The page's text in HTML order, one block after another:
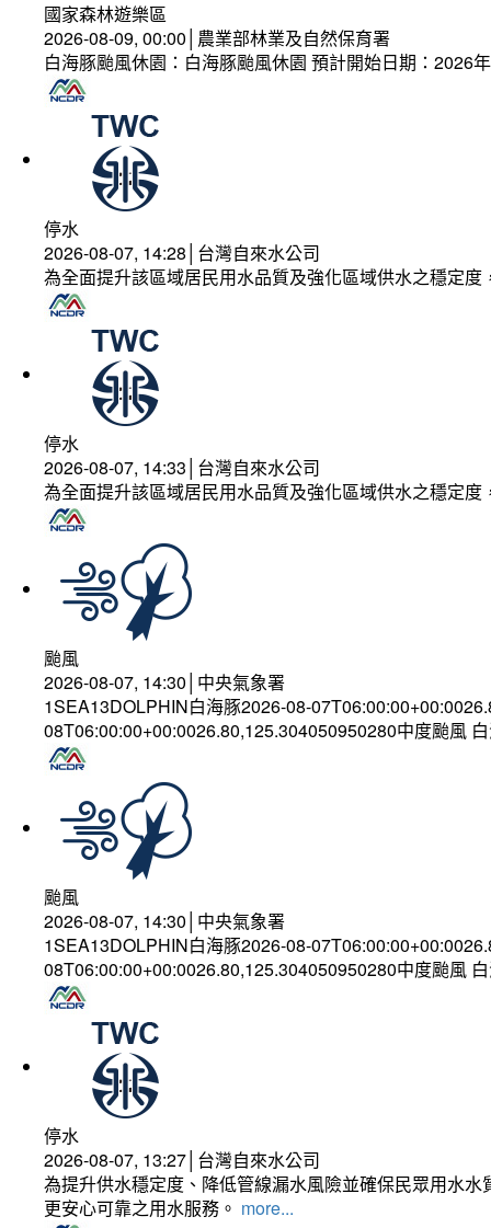
國家森林遊樂區
2026-08-09, 00:00│農業部林業及自然保育署
白海豚颱風休園：白海豚颱風休園 預計開始日期：2026
停水
2026-08-07, 14:28│台灣自來水公司
為全面提升該區域居民用水品質及強化區域供水之穩定
停水
2026-08-07, 14:33│台灣自來水公司
為全面提升該區域居民用水品質及強化區域供水之穩定
颱風
2026-08-07, 14:30│中央氣象署
1SEA13DOLPHIN白海豚2026-08-
08T06:00:00+00:0026.80,125.304050950280中度颱風
颱風
2026-08-07, 14:30│中央氣象署
1SEA13DOLPHIN白海豚2026-08-
08T06:00:00+00:0026.80,125.304050950280中度颱風
停水
2026-08-07, 13:27│台灣自來水公司
為提升供水穩定度、降低管線漏水風險並確保民眾用水
更安心可靠之用水服務。 more...